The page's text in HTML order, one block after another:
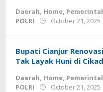
Daerah, Home,
POLRI
October 21, 2025
Bupati Cianjur
Tak Layak Huni di
Daerah, Home,
POLRI
October 21, 2025